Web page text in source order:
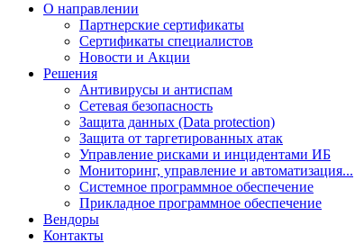
О направлении
Партнерские сертификаты
Сертификаты специалистов
Новости и Акции
Решения
Антивирусы и антиспам
Сетевая безопасность
Защита данных (Data protection)
Защита от таргетированных атак
Управление рисками и инцидентами ИБ
Мониторинг, управление и автоматизация...
Системное программное обеспечение
Прикладное программное обеспечение
Вендоры
Контакты